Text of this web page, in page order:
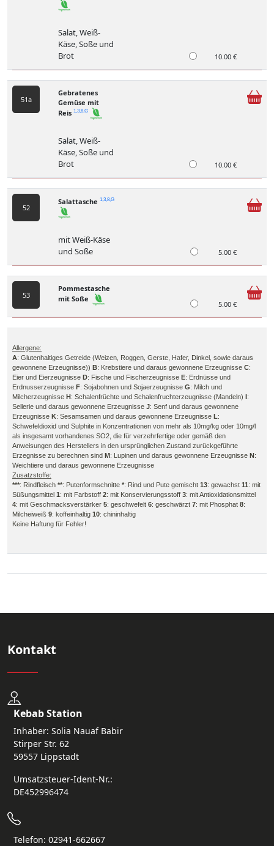
Salat, Weiß-
Käse, Soße und
Brot
10.00 €
51a
Gebratenes
Gemüse mit
Reis 1,3,8,G
Salat, Weiß-
Käse, Soße und
Brot
10.00 €
52
Salattasche 1,3,8,G
mit Weiß-Käse
und Soße
5.00 €
53
Pommestasche
mit Soße
5.00 €
Allergene:
A: Glutenhaltiges Getreide (Weizen, Roggen, Gerste, Hafer, Dinkel, sowie daraus
gewonnene Erzeugnisse)) B: Krebstiere und daraus gewonnene Erzeugnisse C:
Eier und Eierzeugnisse D: Fische und Fischerzeugnisse E: Erdnüsse und
Erdnusserzeugnisse F: Sojabohnen und Sojaerzeugnisse G: Milch und
Milcherzeugnisse H: Schalenfrüchte und Schalenfruchterzeugnisse (Mandeln) I:
Sellerie und daraus gewonnene Erzeugnisse J: Senf und daraus gewonnene
Erzeugnisse K: Sesamsamen und daraus gewonnene Erzeugnisse L:
Schwefeldioxid und Sulphite in Konzentrationen von mehr als 10mg/kg oder 10mg/l
als insgesamt vorhandenes SO2, die für verzehrfertige oder gemäß den
Anweisungen des Herstellers in den ursprünglichen Zustand zurückgeführte
Erzegnisse zu berechnen sind M: Lupinen und daraus gewonnene Erzeugnisse N:
Weichtiere und daraus gewonnene Erzeugnisse
Zusatzstoffe:
***: Rindfleisch **: Putenformschnitte *: Rind und Pute gemischt 13: gewachst 11: mit
Süßungsmittel 1: mit Farbstoff 2: mit Konservierungsstoff 3: mit Antioxidationsmittel
4: mit Geschmacksverstärker 5: geschwefelt 6: geschwärzt 7: mit Phosphat 8:
Milcheiweiß 9: koffeinhaltig 10: chininhaltig
Keine Haftung für Fehler!
Kontakt
Kebab Station
Inhaber: Solia Nauaf Babir
Stirper Str. 62
59557 Lippstadt
Umsatzsteuer-Ident-Nr.:
DE452996474
Telefon: 02941-662667